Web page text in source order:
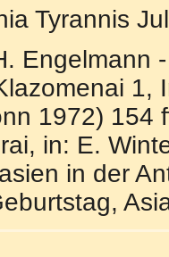
Tyrannis
Engelmann
1,
1972) 154
in: E.
in der